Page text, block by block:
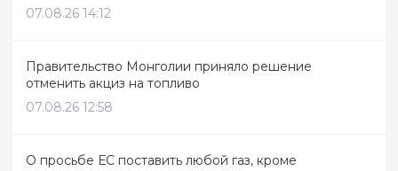
07.08.26 14:12
Правительство Монголии приняло решение
отменить акциз на топливо
07.08.26 12:58
О просьбе ЕС поставить любой газ, кроме